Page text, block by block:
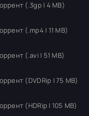
(.3gp | 4 MB)
(.mp4 | 11 MB)
(.avi | 51 MB)
(DVDRip | 75 MB)
(HDRip | 105 MB)